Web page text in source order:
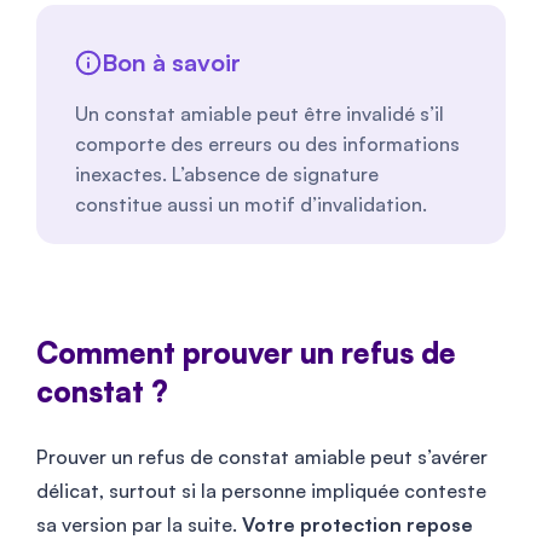
Bon à savoir
Un constat amiable peut être invalidé s’il
comporte des erreurs ou des informations
inexactes. L’absence de signature
constitue aussi un motif d’invalidation.
Comment prouver un refus de
constat ?
Prouver un refus de constat amiable peut s’avérer
délicat, surtout si la personne impliquée conteste
sa version par la suite. Votre protection repose